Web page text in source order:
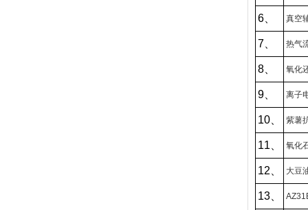
6、 真空
7、 热气
8、 氧化
9、 离子
10、 紫薯
11、 氧化
12、 大豆
13、